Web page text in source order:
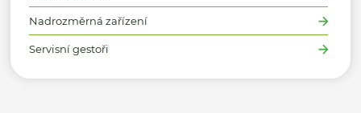
Nadrozměrná zařízení
Servisní gestoři